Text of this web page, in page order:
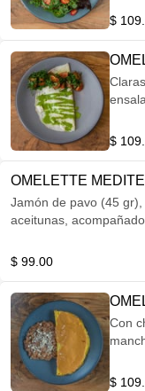
$
$
OMELETTE
Jamón de pavo (45
aceitunas,
piloncillo.
$ 99.00
Con
$